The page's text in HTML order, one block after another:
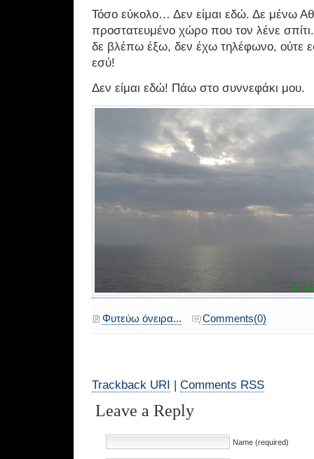
Τόσο εύκολο… Δεν είμαι εδώ. Δε μένω
προστατευμένο χώρο που τον λένε σπίτι.
δε βλέπω έξω, δεν έχω τηλέφωνο, ούτε
εσύ!
Δεν είμαι εδώ! Πάω στο συννεφάκι μου.
Φυτεύω όνειρα... Comments(0)
Trackback URI | Comments RSS
Leave a Reply
Name (required)